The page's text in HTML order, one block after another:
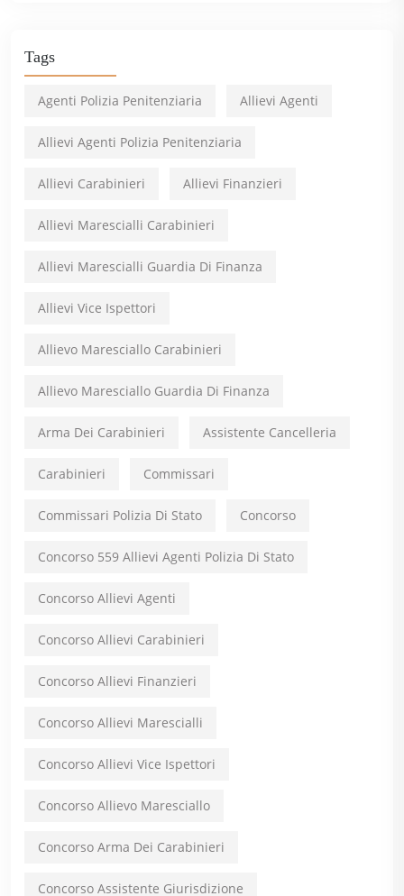
Tags
Agenti Polizia Penitenziaria Allievi Agenti
Allievi Agenti Polizia Penitenziaria
Allievi Carabinieri Allievi Finanzieri
Allievi Marescialli Carabinieri
Allievi Marescialli Guardia Di Finanza
Allievi Vice Ispettori
Allievo Maresciallo Carabinieri
Allievo Maresciallo Guardia Di Finanza
Arma Dei Carabinieri Assistente Cancelleria
Carabinieri Commissari
Commissari Polizia Di Stato Concorso
Concorso 559 Allievi Agenti Polizia Di Stato
Concorso Allievi Agenti
Concorso Allievi Carabinieri
Concorso Allievi Finanzieri
Concorso Allievi Marescialli
Concorso Allievi Vice Ispettori
Concorso Allievo Maresciallo
Concorso Arma Dei Carabinieri
Concorso Assistente Giurisdizione